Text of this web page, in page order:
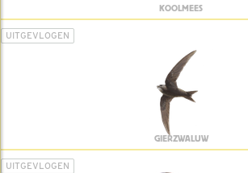
KOOLMEES
UITGEVLOGEN
GIERZWALUW
UITGEVLOGEN